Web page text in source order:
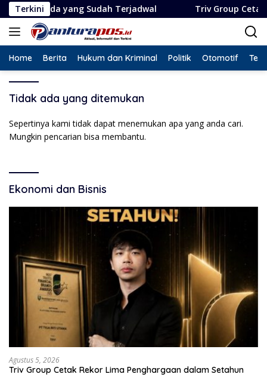
Langsung
ke
konten
Terkini
yang Sudah Terjadwal Triv Group Cetak Rekor
Home Berita Hukum dan Kriminal Politik Otomotif
Tidak ada yang ditemukan
Sepertinya kami tidak dapat menemukan apa yang anda cari.
Mungkin pencarian bisa membantu.
Ekonomi dan Bisnis
Agustus 5, 2026
Triv Group Cetak Rekor Lima Penghargaan dalam Setahun